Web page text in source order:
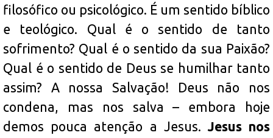
filosófico ou psicológico. É um sentido bíblico
e teológico. Qual é o sentido de tanto
sofrimento? Qual é o sentido da sua Paixão?
Qual é o sentido de Deus se humilhar tanto
assim? A nossa Salvação! Deus não nos
condena, mas nos salva – embora hoje
demos pouca atenção a Jesus. Jesus nos